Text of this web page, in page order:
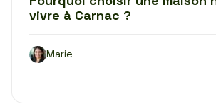
vivre à Carnac ?
Marie